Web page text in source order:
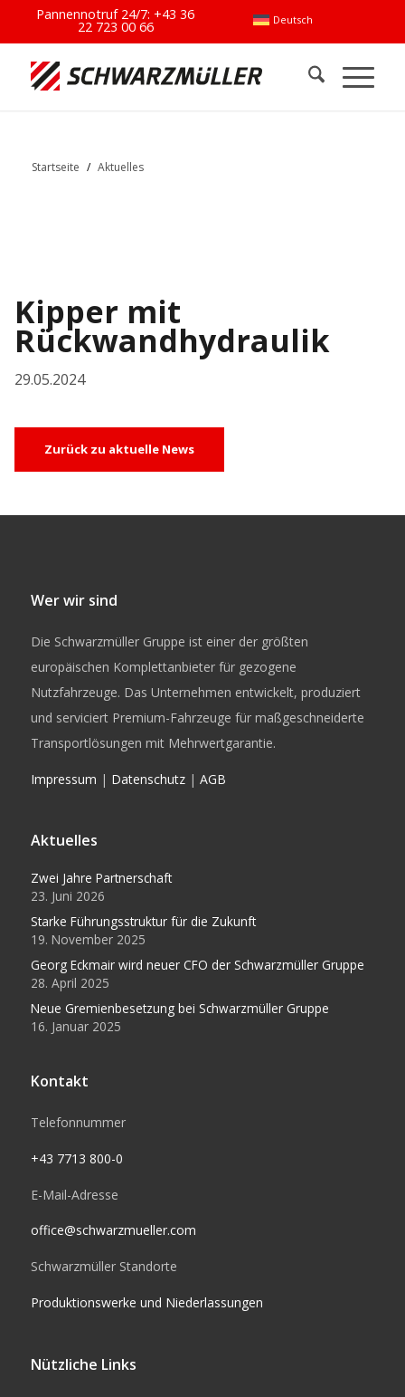
Deutsch
Pannennotruf 24/7:+43 36
22 723 00 66
Startseite / Aktuelles
Kipper mit
Rückwandhydraulik
29.05.2024
Zurück zu aktuelle News
Wer wir sind
Die Schwarzmüller Gruppe ist einer der größten
europäischen Komplettanbieter für gezogene
Nutzfahrzeuge. Das Unternehmen entwickelt, produziert
und serviciert Premium-Fahrzeuge für maßgeschneiderte
Transportlösungen mit Mehrwertgarantie.
Impressum | Datenschutz| AGB
Aktuelles
Zwei Jahre Partnerschaft
23. Juni 2026
Starke Führungsstruktur für die Zukunft
19. November 2025
Georg Eckmair wird neuer CFO der Schwarzmüller Gruppe
28. April 2025
Neue Gremienbesetzung bei Schwarzmüller Gruppe
16. Januar 2025
Kontakt
Telefonnummer
+43 7713 800-0
E-Mail-Adresse
office@schwarzmueller.com
Schwarzmüller Standorte
Produktionswerke und Niederlassungen
Nützliche Links